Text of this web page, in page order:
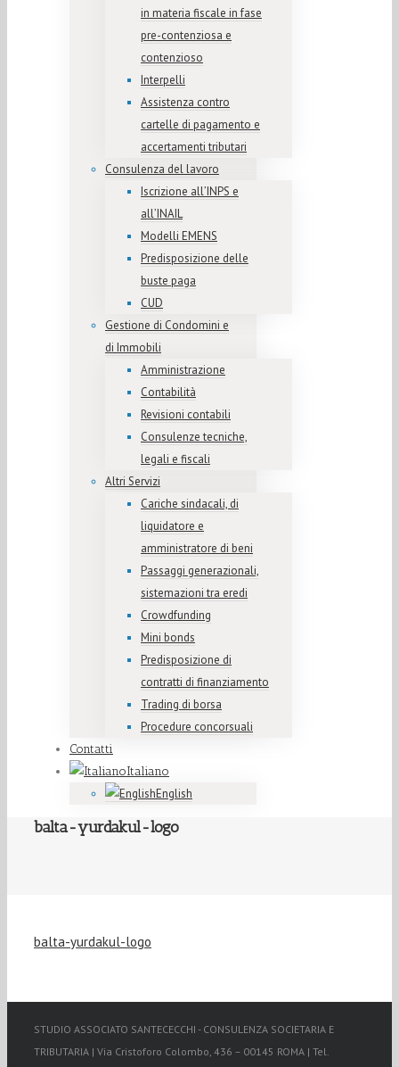
in materia fiscale in fase
pre-contenziosa e
contenzioso
Interpelli
Assistenza contro
cartelle di pagamento e
accertamenti tributari
Consulenza del lavoro
Iscrizione all’INPS e
all’INAIL
Modelli EMENS
Predisposizione delle
buste paga
CUD
Gestione di Condomini e
di Immobili
Amministrazione
Contabilità
Revisioni contabili
Consulenze tecniche,
legali e fiscali
Altri Servizi
Cariche sindacali, di
liquidatore e
amministratore di beni
Passaggi generazionali,
sistemazioni tra eredi
Crowdfunding
Mini bonds
Predisposizione di
contratti di finanziamento
Trading di borsa
Procedure concorsuali
Contatti
Italiano
English
balta-yurdakul-logo
balta-yurdakul-logo
STUDIO ASSOCIATO SANTECECCHI - CONSULENZA SOCIETARIA E
TRIBUTARIA | Via Cristoforo Colombo, 436 – 00145 ROMA | Tel.